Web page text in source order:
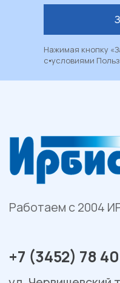
Нажимая кнопку
с⦁условиями
+7 (3452) 78 40 78
Художественные окна
Балконы и лоджии
Москитные сетки
Двери из ПВХ и алюминия
Алюминиевые витражи
Пн — Пт: 09:00–18:00
Сб: 09:00–17:00
Вс: выходной